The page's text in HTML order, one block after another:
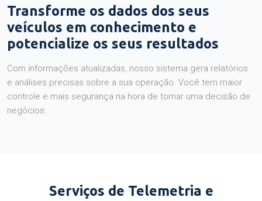
Transforme os dados dos seus
veículos em conhecimento e
potencialize os seus resultados
Com informações atualizadas, nosso sistema gera relatórios
e análises precisas sobre a sua operação. Você tem maior
controle e mais segurança na hora de tomar uma decisão de
negócios.
Serviços de Telemetria e